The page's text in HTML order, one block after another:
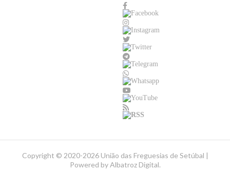
Copyright © 2020-2026 União das Freguesias de Setúbal |
Powered byAlbatroz Digital.